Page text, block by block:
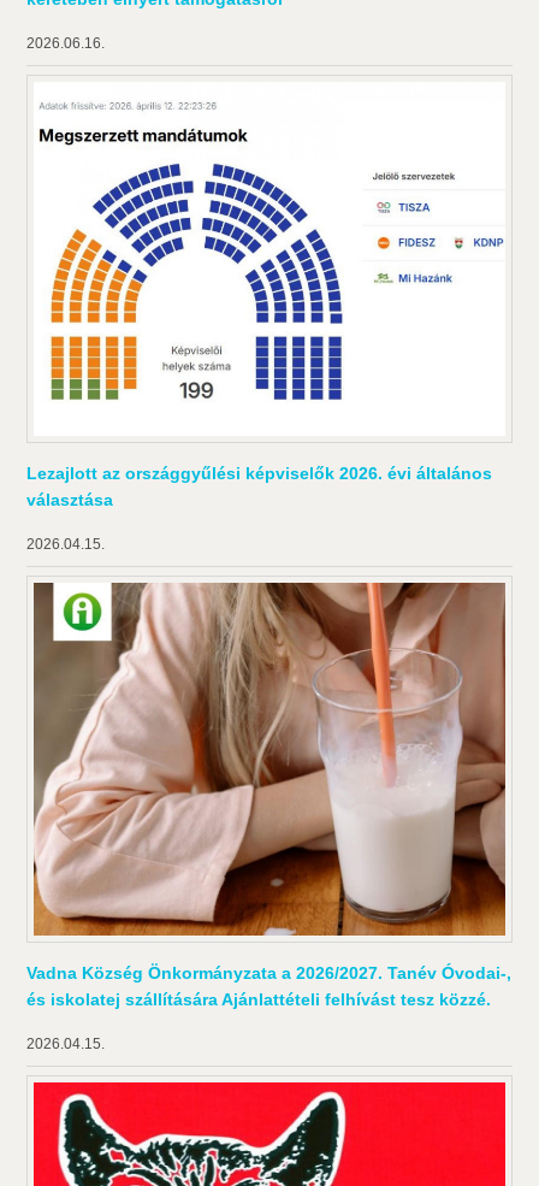
2026.06.16.
Lezajlott az országgyűlési képviselők 2026. évi általános
választása
2026.04.15.
Vadna Község Önkormányzata a 2026/2027. Tanév Óvodai-,
és iskolatej szállítására Ajánlattételi felhívást tesz közzé.
2026.04.15.